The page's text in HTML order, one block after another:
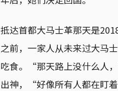
抵达首都大马士革那天是
之前，一家人从未来过大马
吃食。“那天路上没什么人
出神，“好像所有人都在盯